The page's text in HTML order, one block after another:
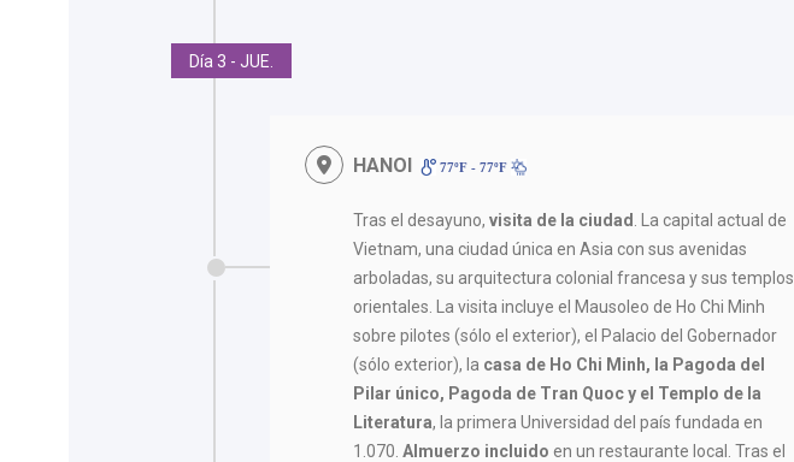
Día 3 - JUE.
HANOI 77ºF - 77ºF
Tras el desayuno,visita de la ciudad
. La capital actual de
Vietnam, una ciudad única en Asia con sus avenidas
arboladas, su arquitectura colonial francesa y sus templos
orientales. La visita incluye el Mausoleo de Ho Chi Minh
sobre pilotes (sólo el exterior), el Palacio del Gobernador
(sólo exterior), la casa de Ho Chi Minh, la Pagoda del
Pilar único, Pagoda de Tran Quoc y el Templo de la
Literatura, la primera Universidad del país fundada en
1.070.Almuerzo incluido en un restaurante local. Tras el